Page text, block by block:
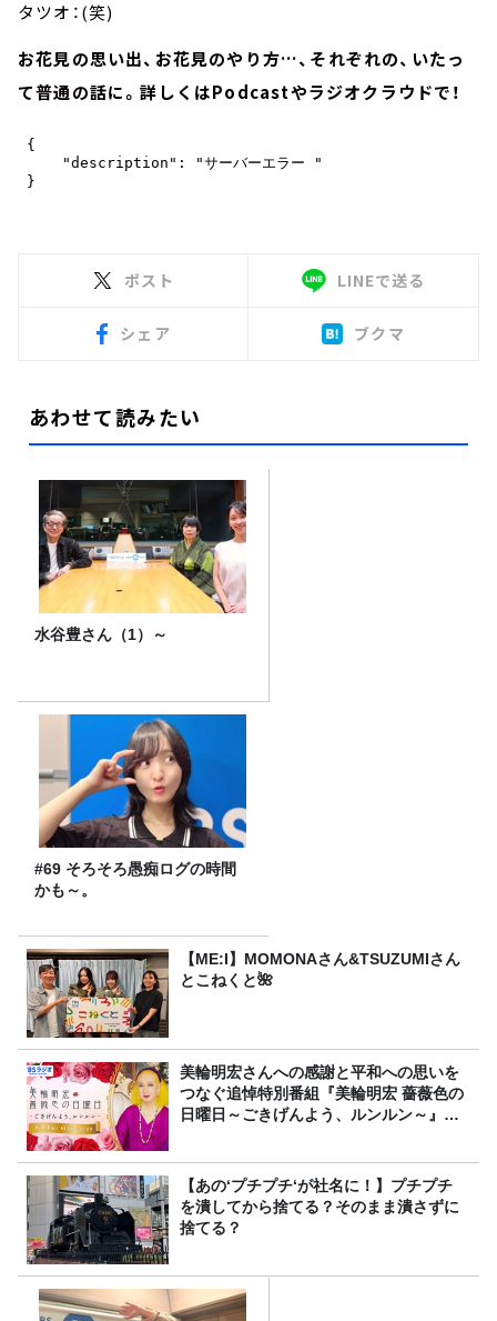
タツオ：(笑)
お花見の思い出、お花見のやり方…、それぞれの、いたっ
て普通の話に。詳しくはPodcastやラジオクラウドで！
ポスト LINEで送る
シェア ブクマ
あわせて読みたい
水谷豊さん（1）～
#69 そろそろ愚痴ログの時間
かも～。
【ME:I】MOMONAさん&TSUZUMIさん
とこねくと🌺
美輪明宏さんへの感謝と平和への思いを
つなぐ追悼特別番組『美輪明宏 薔薇色の
日曜日～ごきげんよう、ルンルン～』
【あの‘プチプチ‘が社名に！】プチプチ
を潰してから捨てる？そのまま潰さずに
捨てる？